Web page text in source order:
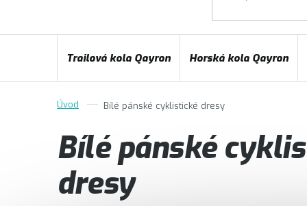
Trailová kola Qayron Horská kola Qayron
Bílé pánské cyklistické dresy
Bílé pánské
dresy